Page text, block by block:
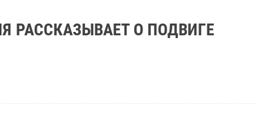
РАССКАЗЫВАЕТ О ПОДВИГЕ